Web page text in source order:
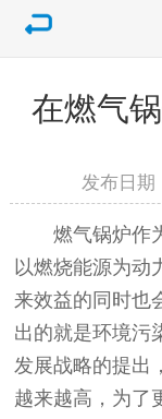
联系我们
在燃气
发布日期
燃气锅炉作为
以燃烧能源为动
来效益的同时也
出的就是环境污
发展战略的提出
越来越高，为了